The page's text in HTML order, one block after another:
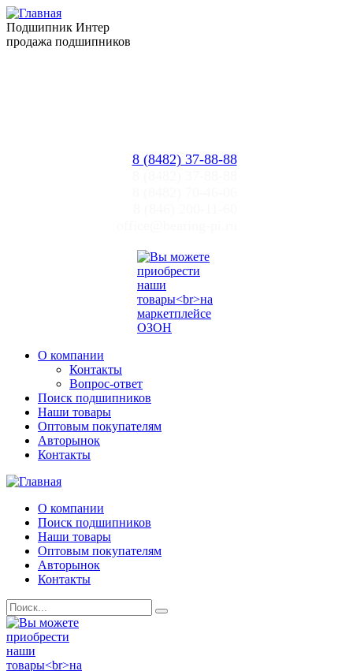
Подшипник Интер
продажа подшипников
8 (8482) 37-88-88
О компании
Контакты
Вопрос-ответ
Поиск подшипников
Наши товары
Оптовым покупателям
Авторынок
Контакты
О компании
Поиск подшипников
Наши товары
Оптовым покупателям
Авторынок
Контакты